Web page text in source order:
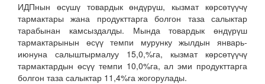
ИДПнын өсүшү товардык өндүрүш, кызмат көрсөтүүчү
тармактары жана продукттарга болгон таза салыктар
тарабынан камсыздалды. Мында товардык өндүрүш
тармактарынын өсүү темпи мурунку жылдын январь-
июнуна салыштырмалуу 15,0,%га, кызмат көрсөтүүчү
тармактардын өсүү темпи 10,0%га, ал эми продукттарга
болгон таза салыктар 11,4%га жогорулады.